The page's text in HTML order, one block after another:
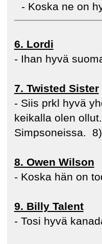
- Koska ne on
6. Lordi
- Ihan hyvä
7. Twisted Sister
- Siis prkl hyvä
keikalla olen
Simpsoneissa. 8)
8. Owen Wilson
- Koska hän on
9. Billy Talent
- Tosi hyvä